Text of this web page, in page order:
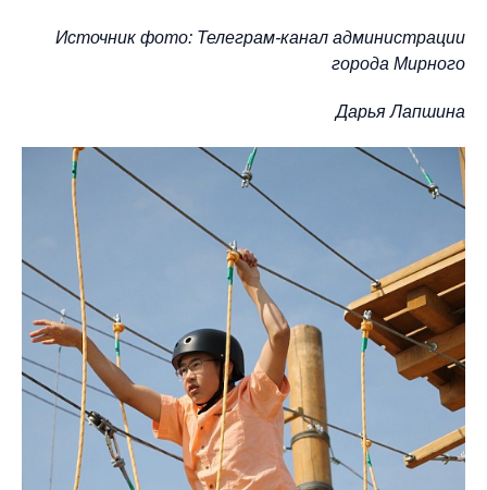
Источник фото: Телеграм-канал администрации
города Мирного
Дарья Лапшина